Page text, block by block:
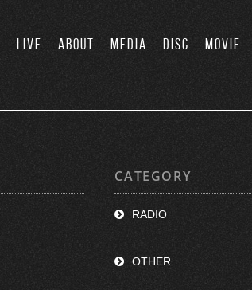
LIVE ABOUT MEDIA DISC MOVIE
CATEGORY
RADIO
OTHER